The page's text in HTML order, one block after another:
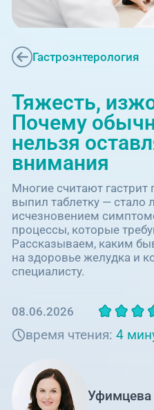
О клинике
Блог врачей
Новости
Пациентам
+7 (351) 220-
запись на прием
+7 (351)
+7 (7142)
Справочный
жителей
Гастроэнтерология
Тяжесть,
Почему
нельзя
внимания
Многие считают
выпил таблетку — стало
исчезновением
процессы, которые
Рассказываем, каким
на здоровье желудка и
специалисту.
08.06.2026
время чтения:4
Уфимцева